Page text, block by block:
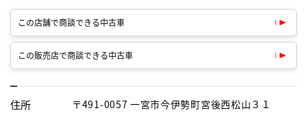
この店舗で商談できる中古車
この販売店で商談できる中古車
住所 〒491-0057 一宮市今伊勢町宮後西松山３１